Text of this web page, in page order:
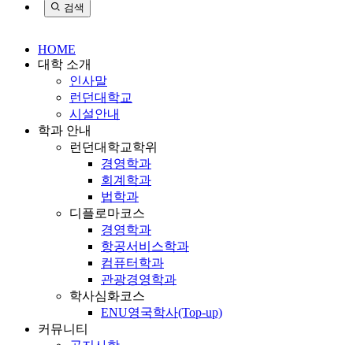
검색
HOME
대학 소개
인사말
런던대학교
시설안내
학과 안내
런던대학교학위
경영학과
회계학과
법학과
디플로마코스
경영학과
항공서비스학과
컴퓨터학과
관광경영학과
학사심화코스
ENU영국학사(Top-up)
커뮤니티